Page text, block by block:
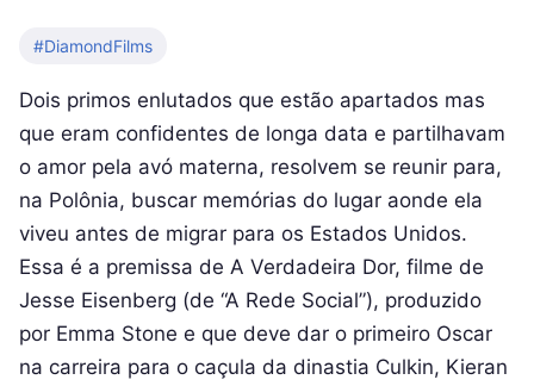
#DiamondFilms
Dois primos enlutados que estão apartados mas
que eram confidentes de longa data e partilhavam
o amor pela avó materna, resolvem se reunir para,
na Polônia, buscar memórias do lugar aonde ela
viveu antes de migrar para os Estados Unidos.
Essa é a premissa de A Verdadeira Dor, filme de
Jesse Eisenberg (de “A Rede Social”), produzido
por Emma Stone e que deve dar o primeiro Oscar
na carreira para o caçula da dinastia Culkin, Kieran